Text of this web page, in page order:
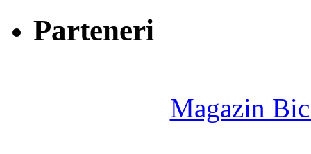
Parteneri
Magazin